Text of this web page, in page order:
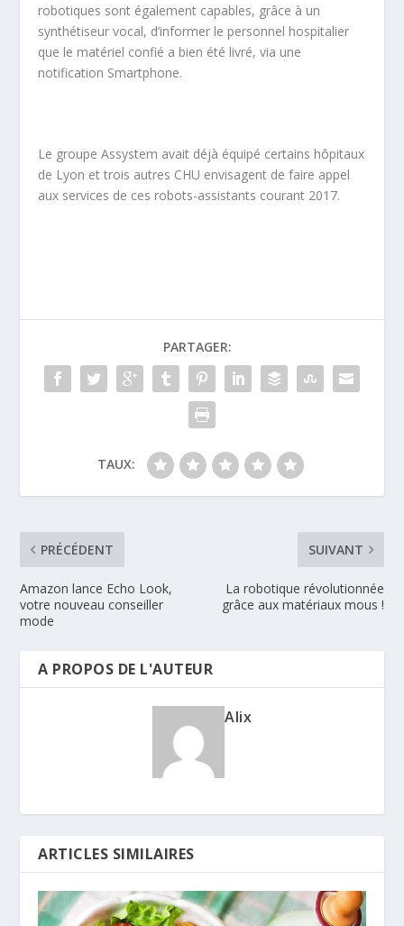
robotiques sont également capables, grâce à un
synthétiseur vocal, d’informer le personnel hospitalier
que le matériel confié a bien été livré, via une
notification Smartphone.
Le groupe Assystem avait déjà équipé certains hôpitaux
de Lyon et trois autres CHU envisagent de faire appel
aux services de ces robots-assistants courant 2017.
PARTAGER:
TAUX:
PRÉCÉDENT
Amazon lance Echo Look,
votre nouveau conseiller
mode
SUIVANT
La robotique révolutionnée
grâce aux matériaux mous !
A PROPOS DE L'AUTEUR
Alix
ARTICLES SIMILAIRES